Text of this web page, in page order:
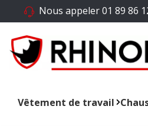
Nous appeler01 89 86
Vêtement de travail